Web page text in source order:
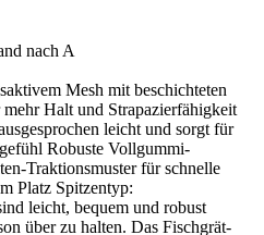
nach A
Mesh mit beschichteten
Halt und Strapazierfähigkeit
leicht und sorgt für
Robuste Vollgummi-
Traktionsmuster für schnelle
Platz Spitzentyp:
leicht, bequem und robust
über zu halten. Das Fischgrät-